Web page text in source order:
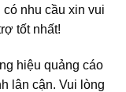
nhu cầu xin vui
tốt nhất!
hiệu quảng cáo
lân cận. Vui lòng